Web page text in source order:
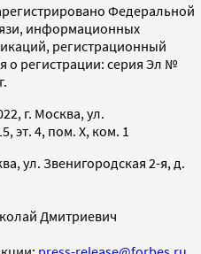
Федеральной
информационных
регистрационный
о регистрации: серия Эл №
г. Москва, ул.
эт. 4, пом. X, ком. 1
ул. Звенигородская 2-я, д.
Дмитриевич